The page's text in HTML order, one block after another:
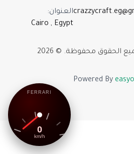
FERRARI
0
km/h
العنوان:
Cairo , Egypt
الحقوق محفوظة. ©
2026
Powered By